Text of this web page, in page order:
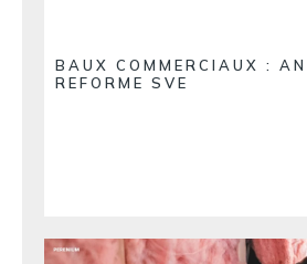
BAUX COMMERCIAUX :
REFORME SVE